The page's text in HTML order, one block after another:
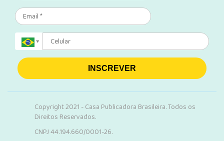
INSCREVER
Copyright 2021 - Casa Publicadora Brasileira. Todos os
Direitos Reservados.
CNPJ 44.194.660/0001-26.